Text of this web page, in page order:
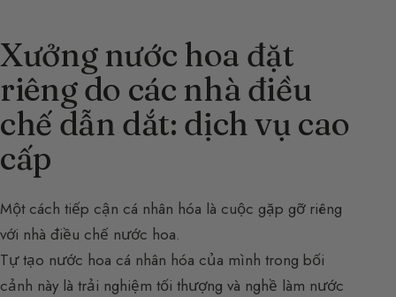
Xưởng nước hoa đặt
riêng do các nhà điều
chế dẫn dắt: dịch vụ cao
cấp
Một cách tiếp cận cá nhân hóa là cuộc gặp gỡ riêng
với nhà điều chế nước hoa.
Tự tạo nước hoa cá nhân hóa của mình trong bối
cảnh này là trải nghiệm tối thượng và nghề làm nước